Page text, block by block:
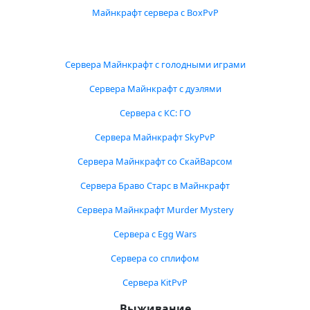
Майнкрафт сервера с BoxPvP
Сервера Майнкрафт с голодными играми
Сервера Майнкрафт с дуэлями
Сервера с КС: ГО
Сервера Майнкрафт SkyPvP
Сервера Майнкрафт со СкайВарсом
Сервера Браво Старс в Майнкрафт
Сервера Майнкрафт Murder Mystery
Сервера с Egg Wars
Сервера со сплифом
Сервера KitPvP